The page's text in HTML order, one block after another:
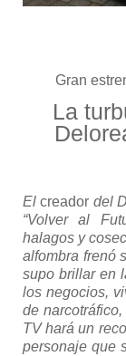
Gran
La
El creador del
“Volver al
halagos y
alfombra frenó
supo brillar en
los negocios,
de
TV hará un
personaje que